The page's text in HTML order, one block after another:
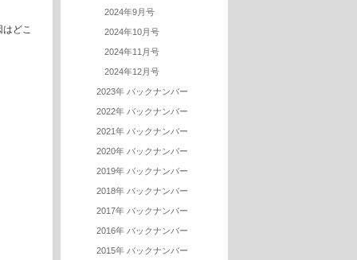
どこ
2024年9月号
2024年10月号
2024年11月号
2024年12月号
2023年 バックナンバー
2022年 バックナンバー
2021年 バックナンバー
2020年 バックナンバー
2019年 バックナンバー
2018年 バックナンバー
2017年 バックナンバー
2016年 バックナンバー
2015年 バックナンバー